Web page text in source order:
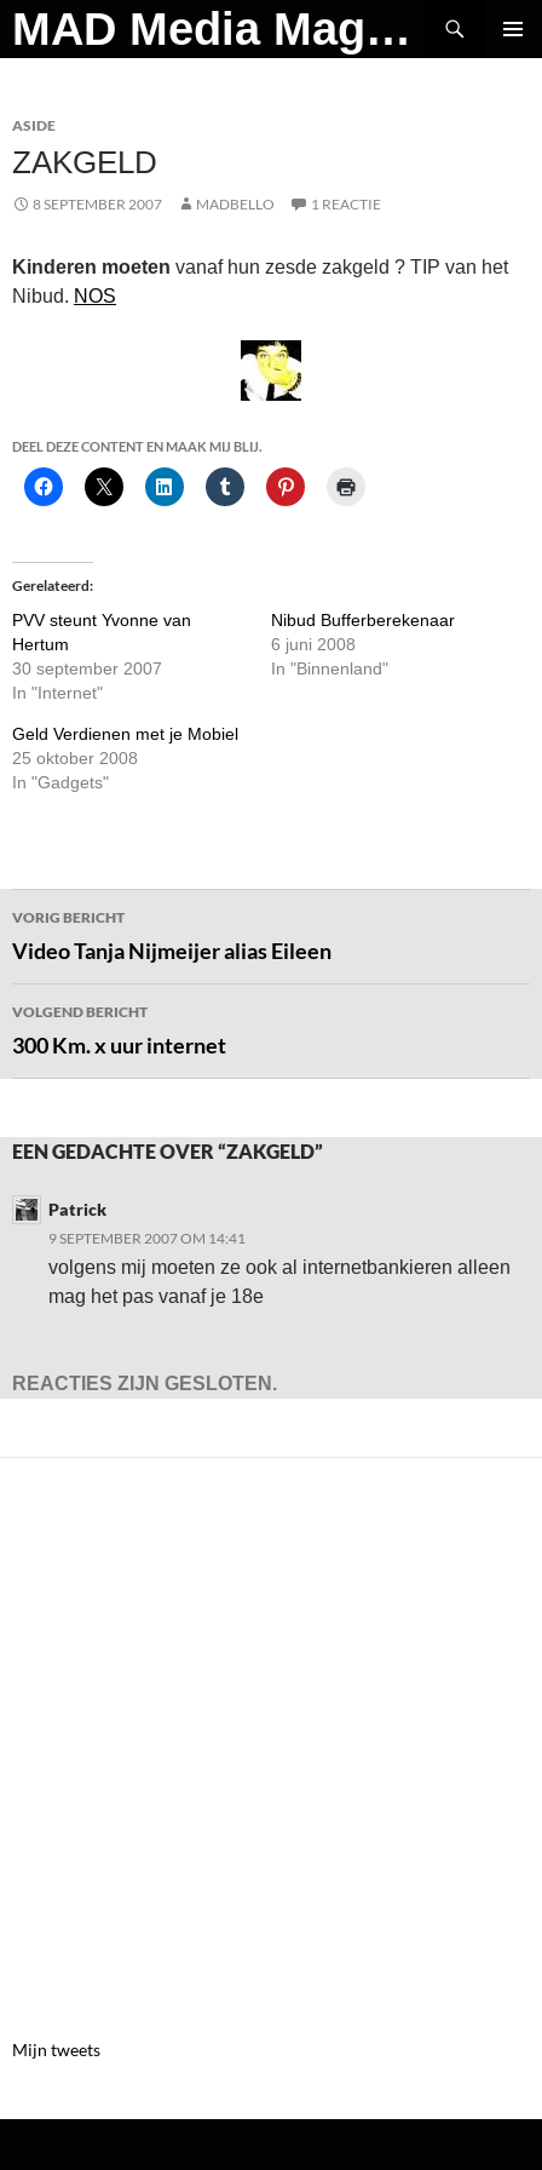
Ga
naar
MAD Media Magazine
Zoeken
ASIDE
ZAKGELD
8 SEPTEMBER 2007 MADBELLO 1 REACTIE
Kinderen moeten vanaf hun zesde zakgeld ? TIP van het
Nibud. NOS
DEEL DEZE CONTENT EN MAAK MIJ BLIJ.
Gerelateerd
PVV steunt Yvonne van
Hertum
30 september 2007
In "Internet"
Nibud Bufferberekenaar
6 juni 2008
In "Binnenland"
Geld Verdienen met je Mobiel
25 oktober 2008
In "Gadgets"
Bericht
navigatie
VORIG BERICHT
Video Tanja Nijmeijer alias Eileen
VOLGEND BERICHT
300 Km. x uur internet
EEN GEDACHTE OVER “ZAKGELD”
Patrick
9 SEPTEMBER 2007 OM 14:41
volgens mij moeten ze ook al internetbankieren alleen
mag het pas vanaf je 18e
REACTIES ZIJN GESLOTEN.
Mijn tweets